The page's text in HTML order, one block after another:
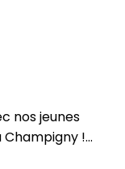
nos jeunes
!...